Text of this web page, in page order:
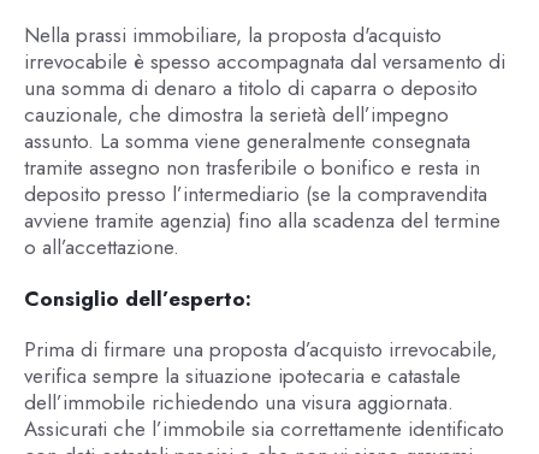
Nella prassi immobiliare, la proposta d'acquisto
irrevocabile è spesso accompagnata dal versamento di
una somma di denaro a titolo di caparra o deposito
cauzionale, che dimostra la serietà dell’impegno
assunto. La somma viene generalmente consegnata
tramite assegno non trasferibile o bonifico e resta in
deposito presso l’intermediario (se la compravendita
avviene tramite agenzia) fino alla scadenza del termine
o all’accettazione.
Consiglio dell’esperto:
Prima di firmare una proposta d’acquisto irrevocabile,
verifica sempre la situazione ipotecaria e catastale
dell’immobile richiedendo una visura aggiornata.
Assicurati che l’immobile sia correttamente identificato